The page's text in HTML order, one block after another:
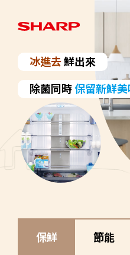
冰進去鮮出來
除菌同時保留新鮮美
保鮮 節能